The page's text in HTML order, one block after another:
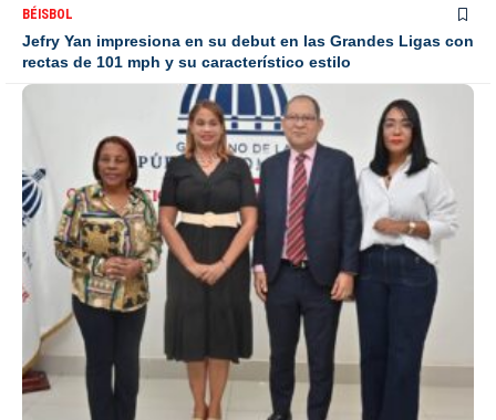
BÉISBOL
Jefry Yan impresiona en su debut en las Grandes Ligas con
rectas de 101 mph y su característico estilo